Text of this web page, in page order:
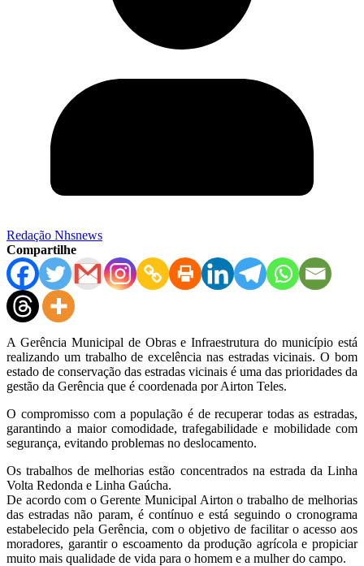
Redação Nhsnews
Compartilhe
A Gerência Municipal de Obras e Infraestrutura do município está
realizando um trabalho de excelência nas estradas vicinais. O bom
estado de conservação das estradas vicinais é uma das prioridades da
gestão da Gerência que é coordenada por Airton Teles.
O compromisso com a população é de recuperar todas as estradas,
garantindo a maior comodidade, trafegabilidade e mobilidade com
segurança, evitando problemas no deslocamento.
Os trabalhos de melhorias estão concentrados na estrada da Linha
Volta Redonda e Linha Gaúcha.
De acordo com o Gerente Municipal Airton o trabalho de melhorias
das estradas não param, é contínuo e está seguindo o cronograma
estabelecido pela Gerência, com o objetivo de facilitar o acesso aos
moradores, garantir o escoamento da produção agrícola e propiciar
muito mais qualidade de vida para o homem e a mulher do campo.